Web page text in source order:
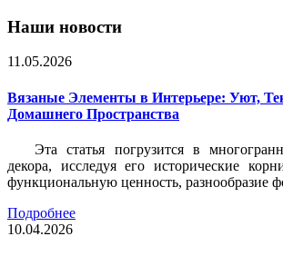
Наши новости
11.05.2026
Вязаные Элементы в Интерьере: Уют,
Домашнего Пространства
Эта статья погрузится в
декора, исследуя его исторические
функциональную ценность, разнообразие
Подробнее
10.04.2026